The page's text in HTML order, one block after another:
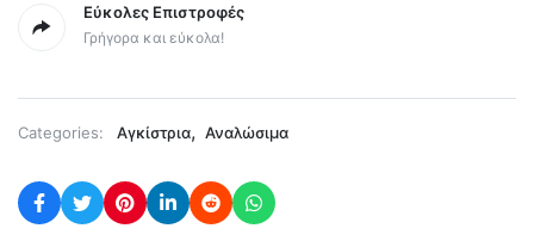
Εύκολες Επιστροφές
Γρήγορα και εύκολα!
Categories: Αγκίστρια, Αναλώσιμα